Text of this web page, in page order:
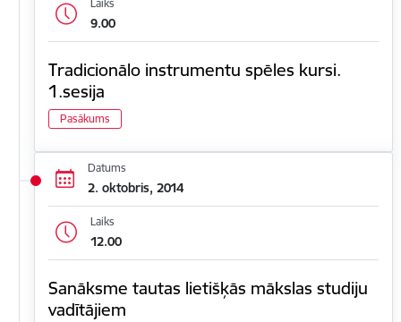
Laiks
9.00
Tradicionālo instrumentu spēles kursi.
1.sesija
Pasākums
Datums
2. oktobris, 2014
Laiks
12.00
Sanāksme tautas lietišķās mākslas studiju
vadītājiem